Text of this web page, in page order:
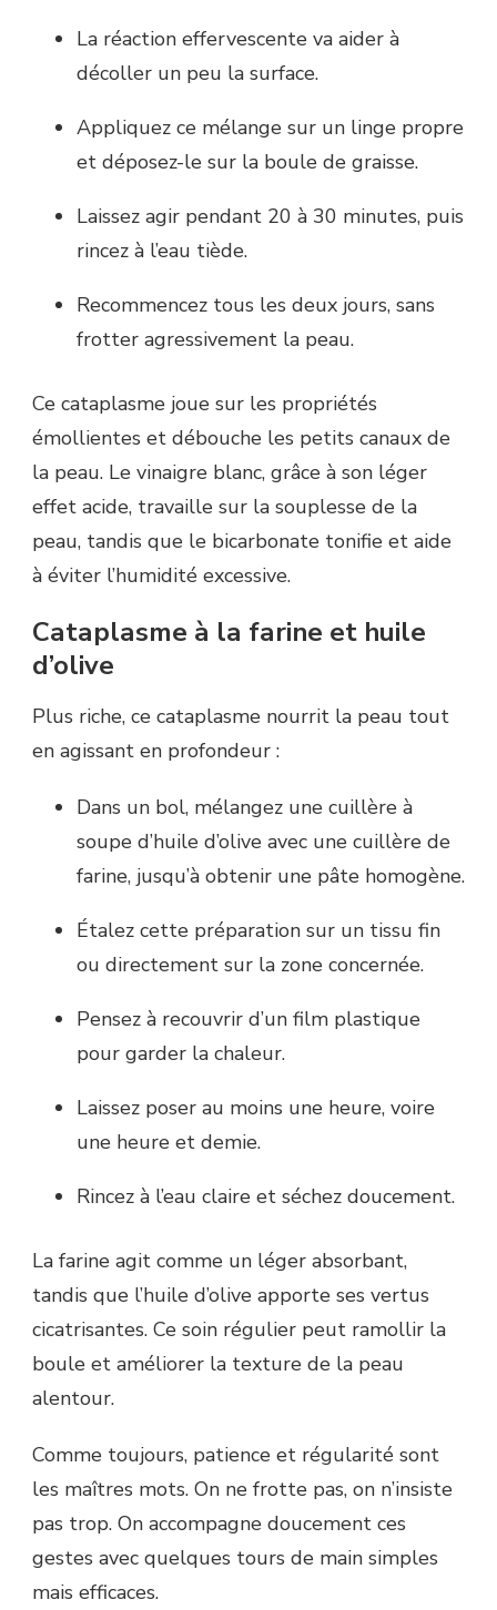
La réaction effervescente va aider à
décoller un peu la surface.
Appliquez ce mélange sur un linge propre
et déposez-le sur la boule de graisse.
Laissez agir pendant 20 à 30 minutes, puis
rincez à l’eau tiède.
Recommencez tous les deux jours, sans
frotter agressivement la peau.
Ce cataplasme joue sur les propriétés
émollientes et débouche les petits canaux de
la peau. Le vinaigre blanc, grâce à son léger
effet acide, travaille sur la souplesse de la
peau, tandis que le bicarbonate tonifie et aide
à éviter l’humidité excessive.
Cataplasme à la farine et huile
d’olive
Plus riche, ce cataplasme nourrit la peau tout
en agissant en profondeur :
Dans un bol, mélangez une cuillère à
soupe d’huile d’olive avec une cuillère de
farine, jusqu’à obtenir une pâte homogène.
Étalez cette préparation sur un tissu fin
ou directement sur la zone concernée.
Pensez à recouvrir d’un film plastique
pour garder la chaleur.
Laissez poser au moins une heure, voire
une heure et demie.
Rincez à l’eau claire et séchez doucement.
La farine agit comme un léger absorbant,
tandis que l’huile d’olive apporte ses vertus
cicatrisantes. Ce soin régulier peut ramollir la
boule et améliorer la texture de la peau
alentour.
Comme toujours, patience et régularité sont
les maîtres mots. On ne frotte pas, on n’insiste
pas trop. On accompagne doucement ces
gestes avec quelques tours de main simples
mais efficaces.